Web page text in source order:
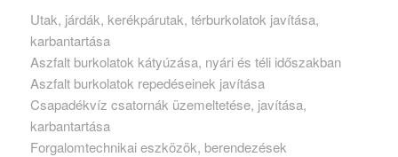
Utak, járdák, kerékpárutak, térburkolatok javítása,
karbantartása
Aszfalt burkolatok kátyúzása, nyári és téli időszakban
Aszfalt burkolatok repedéseinek javítása
Csapadékvíz csatornák üzemeltetése, javítása,
karbantartása
Forgalomtechnikai eszközök, berendezések